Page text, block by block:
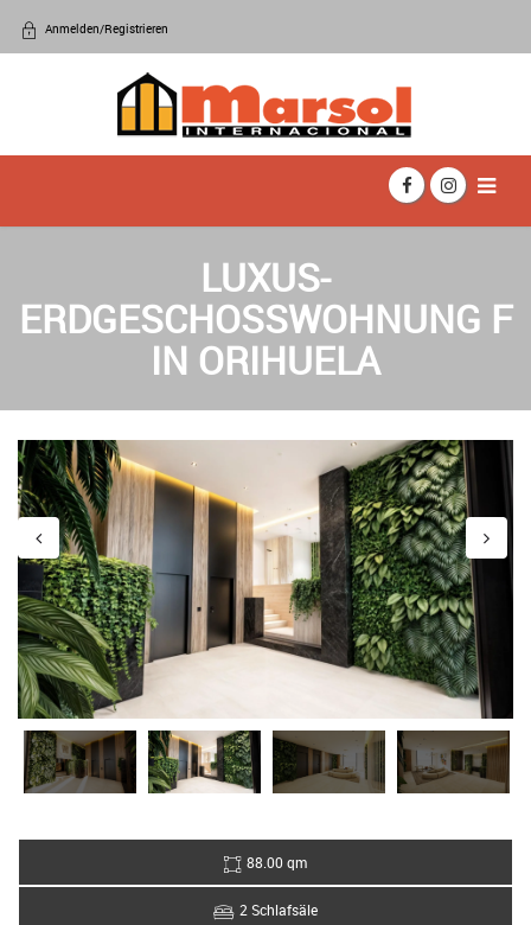
Anmelden/Registrieren
LUXUS-
ERDGESCHOSSWOHNUNG F
IN ORIHUELA
88.00 qm
2 Schlafsäle